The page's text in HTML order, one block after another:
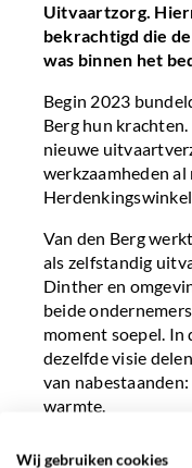
Uitvaartzorg.
bekrachtigd die
was binnen het
Begin 2023
Berg hun
nieuwe
werkzaamheden
Van den Berg
als zelfstandig
Dinther en
beide
moment soepel. In
dezelfde visie
van
warmte.
In de afgelopen
Wij gebruiken cookies